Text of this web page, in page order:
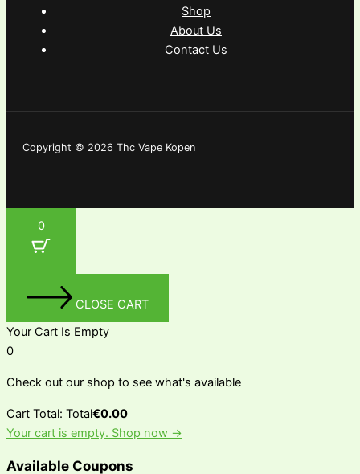
Shop
About Us
Contact Us
Copyright © 2026 Thc Vape Kopen
0
CLOSE CART
Your Cart Is Empty
0
Check out our shop to see what's available
Cart Total: Total€0.00
Your cart is empty. Shop now →
Available Coupons